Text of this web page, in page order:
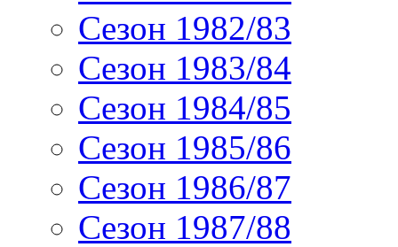
Сезон 1982/83
Сезон 1983/84
Сезон 1984/85
Сезон 1985/86
Сезон 1986/87
Сезон 1987/88